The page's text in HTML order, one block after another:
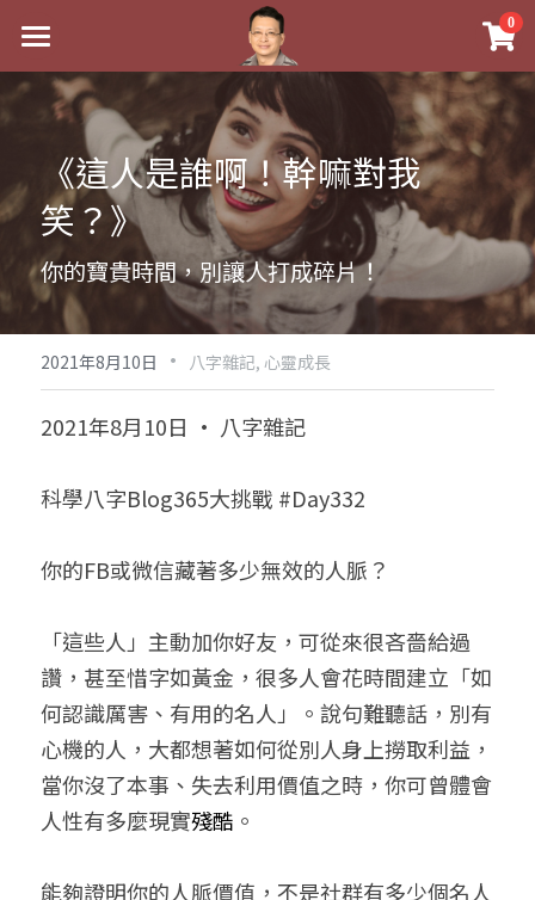
0
最新消息
關於我
實體經營
祖傳命理
手工印鑑
五行八字學
後天派陽宅
Blog
黃金會員專區
八字雜記
站長精選
臉書生活
好書推廌
試閱專區
Podcast聽書
陽宅視頻
線上直播
自我挑戰
線上學苑
八字進階班
八字中階班
八字高階班
五人實戰班
五行計算初階班
《十神高階實戰錄》完整典藏版
科學八字推理PDF
八字批命
小兒命名
科學八字推理1
科學八字推理2
科學八字推理3
科學八字輕鬆學
輕鬆學會科學八字推理
與我預約
批命預約
上課預約
常見問題
FB粉絲頁
登錄 / 註冊
搜索
繁體中文
繁體中文
0938617837
《這人是誰啊！幹嘛對我
笑？》
你的寶貴時間，別讓人打成碎片！
2021年8月10日 · 八字雜記, 心靈成長
2021年8月10日 · 八字雜記
科學八字Blog365大挑戰 #Day332
你的FB或微信藏著多少無效的人脈？
「這些人」主動加你好友，可從來很吝嗇給過
讚，甚至惜字如黃金，很多人會花時間建立「如
何認識厲害、有用的名人」。說句難聽話，別有
心機的人，大都想著如何從別人身上撈取利益，
當你沒了本事、失去利用價值之時，你可曾體會
人性有多麼現實殘酷 。
能夠證明你的人脈價值，不是社群有多少個名人
×
商品分類
八字線上完整班
科學八字推理PDF
《十神高階實戰錄》完整典藏版
1美元超值PDF
八字線上批命
小兒命名